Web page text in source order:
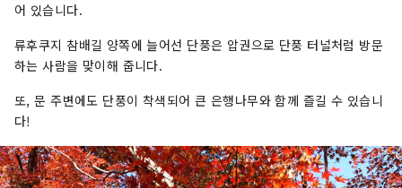
어 있습니다.
류후쿠지 참배길 양쪽에 늘어선 단풍은 압권으로 단풍 터널처럼 방문
하는 사람을 맞이해 줍니다.
또, 문 주변에도 단풍이 착색되어 큰 은행나무와 함께 즐길 수 있습니
다!